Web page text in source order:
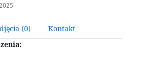
(0)
Kontakt